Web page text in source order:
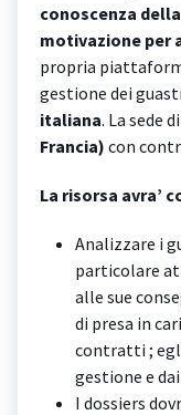
conoscenza
motivazione per
propria
gestione dei
italiana. La sede
Francia) con
La risorsa avra’
Analizzare i
particolare
alle sue
di presa in
contratti ;
gestione e
I dossiers